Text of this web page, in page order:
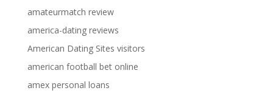
amateurmatch review
america-dating reviews
American Dating Sites visitors
american football bet online
amex personal loans